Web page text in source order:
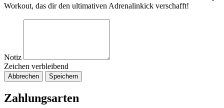
Workout, das dir den ultimativen Adrenalinkick verschafft!
Notiz
Zeichen verbleibend
Abbrechen Speichern
Zahlungsarten